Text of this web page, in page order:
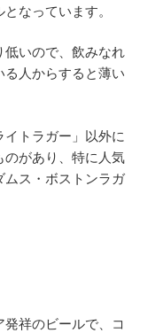
なっています。
低いので、飲みなれ
人からすると薄い
トラガー」以外に
のがあり、特に人気
ムス・ボストンラガ
祥のビールで、コ